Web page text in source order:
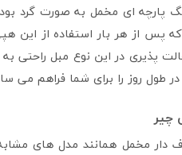
پارچه ای مخمل به صورت گرد
پس از هر بار استفاده از
پذیری در این نوع مبل
طول روز را برای شما فراهم
چیر
مخمل همانند مدل های